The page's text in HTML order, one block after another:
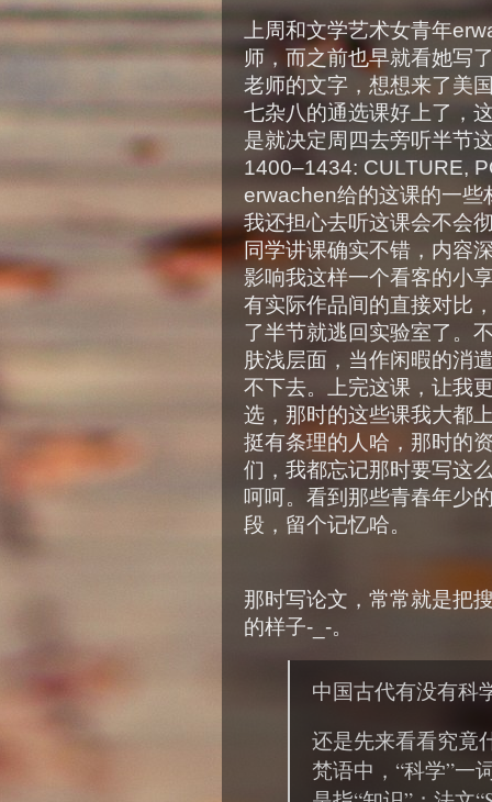
上周和文学艺术女青年
师，而之前也早就看她写
老师的文字，想想来了美
七杂八的通选课好上了，
是就决定周四去旁听半节
1400–1434: CULTURE,
erwachen给的这课的一些
我还担心去听这课会不会
同学讲课确实不错，内容
影响我这样一个看客的小
有实际作品间的直接对比
了半节就逃回实验室了。
肤浅层面，当作闲暇的消
不下去。上完这课，让我
选，那时的这些课我大都
挺有条理的人哈，那时的
们，我都忘记那时要写这
呵呵。看到那些青春年少
段，留个记忆哈。
那时写论文，常常就是把
的样子-_-。
中国古代有没有科
还是先来看看究竟
梵语中，“科学”一